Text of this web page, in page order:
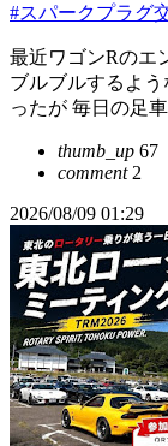
#スパークプラグ
最近ワゴンRのエ
ブルブルするよ
ったが 毎日の足
thumb_up 67
comment2
2026/08/09 01:29